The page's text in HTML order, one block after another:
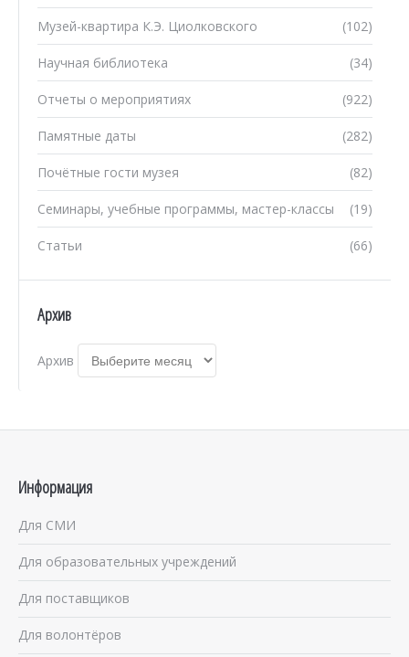
(102)
Музей-квартира К.Э. Циолковского
(34)
Научная библиотека
(922)
Отчеты о мероприятиях
(282)
Памятные даты
(82)
Почётные гости музея
(19)
Семинары, учебные программы, мастер-классы
(66)
Статьи
Архив
Архив
Информация
Для СМИ
Для образовательных учреждений
Для поставщиков
Для волонтёров